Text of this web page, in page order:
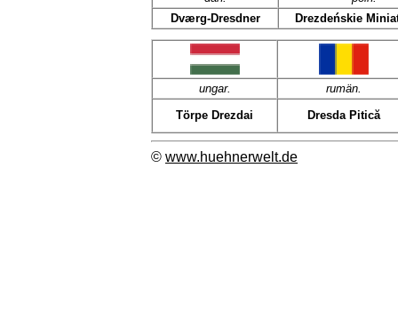
Dværg-Dresdner
Drezdeńskie
ungar.
rumän.
Törpe Drezdai
Dresda Pitică
© www.huehnerwelt.de